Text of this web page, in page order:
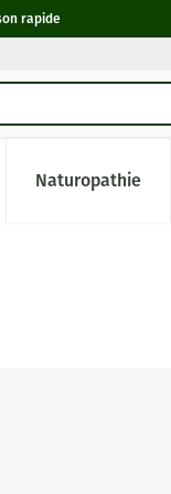
rapide
&
Grossesse
sous-menu pour la
Naturopathie
Afficher le